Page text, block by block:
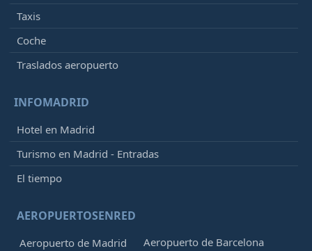
Taxis
Coche
Traslados aeropuerto
INFOMADRID
Hotel en Madrid
Turismo en Madrid - Entradas
El tiempo
AEROPUERTOSENRED
Aeropuerto de Madrid
Aeropuerto de Barcelona